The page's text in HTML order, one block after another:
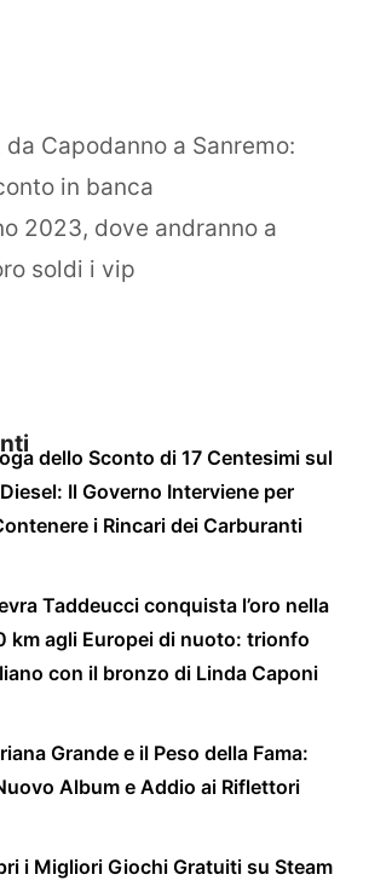
Capodanno a Sanremo:
in banca
2023, dove andranno a
soldi i vip
dello Sconto di 17 Centesimi sul
Diesel: Il Governo Interviene per
i Rincari dei Carburanti
Taddeucci conquista l’oro nella
km agli Europei di nuoto: trionfo
con il bronzo di Linda Caponi
Grande e il Peso della Fama:
Album e Addio ai Riflettori
i Migliori Giochi Gratuiti su Steam